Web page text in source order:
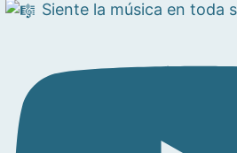
Siente la música en toda